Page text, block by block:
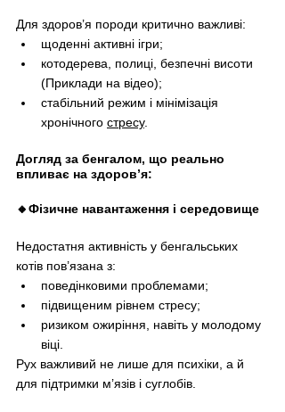
Для здоров’я породи критично важливі:
щоденні активні ігри;
котодерева, полиці, безпечні висоти
(Приклади на відео);
стабільний режим і мінімізація
хронічного стресу.
Догляд за бенгалом, що реально
впливає на здоров’я:
🔸Фізичне навантаження і середовище
Недостатня активність у бенгальських
котів пов’язана з:
поведінковими проблемами;
підвищеним рівнем стресу;
ризиком ожиріння, навіть у молодому
віці.
Рух важливий не лише для психіки, а й
для підтримки м’язів і суглобів.